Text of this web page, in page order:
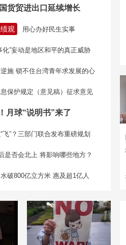
货贸进出口延续增长
观 用心办好民生实事
化”妄动是地区和平的真正威胁
施 锁不住台湾青年求发展的心
保护规定（意见稿）征求意见
月球“说明书”来了
”？三部门联合发布重磅规划
是否会北上 将影响哪些地方？
破800亿立方米 惠及超1亿人